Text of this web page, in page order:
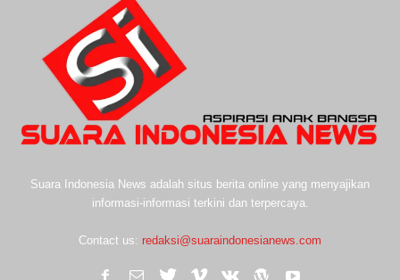
Suara Indonesia News adalah situs berita online yang menyajikan
informasi-informasi terkini dan terpercaya.
Contact us: redaksi@suaraindonesianews.com